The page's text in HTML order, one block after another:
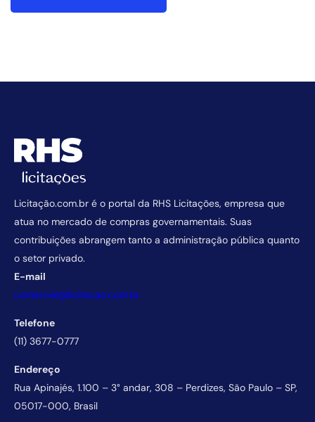
Licitação.com.br é o portal da RHS Licitações, empresa que
atua no mercado de compras governamentais. Suas
contribuições abrangem tanto a administração pública quanto
o setor privado.
E-mail
comercial@licitacao.com.br
Telefone
(11) 3677-0777
Endereço
Rua Apinajés, 1.100 – 3° andar, 308 – Perdizes, São Paulo – SP,
05017-000, Brasil